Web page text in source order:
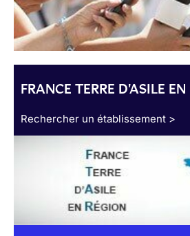
FRANCE TERRE D'ASILE
Rechercher un établissement >